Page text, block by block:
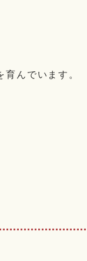
んでいます。